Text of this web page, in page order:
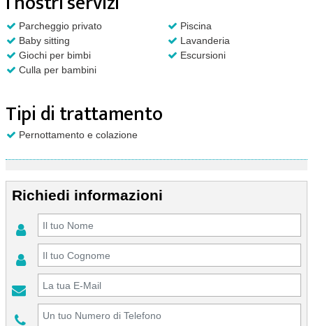
Parcheggio privato
Piscina
Baby sitting
Lavanderia
Giochi per bimbi
Escursioni
Culla per bambini
Tipi di trattamento
Pernottamento e colazione
Richiedi informazioni